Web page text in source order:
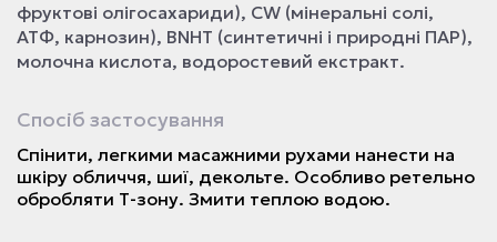
фруктові олігосахариди), CW (мінеральні солі,
АТФ, карнозин), BNHT (синтетичні і природні ПАР),
молочна кислота, водоростевий екстракт.
Спосіб застосування
Спінити, легкими масажними рухами нанести на
шкіру обличчя, шиї, декольте. Особливо ретельно
обробляти Т-зону. Змити теплою водою.